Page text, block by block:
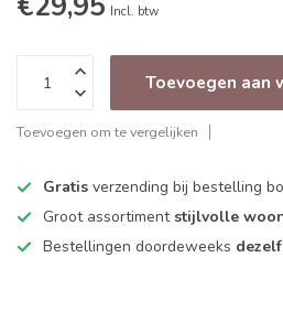
Incl. btw
Toevoegen aan
Toevoegen om te vergelijken
Gratis verzending bij bestelling
Groot assortiment stijlvolle
Bestellingen doordeweeks